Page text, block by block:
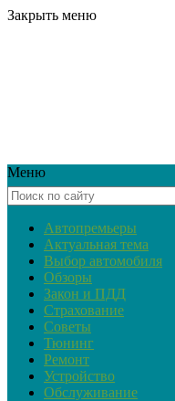
Закрыть меню
Меню
Автопремьеры
Актуальная тема
Выбор автомобиля
Обзоры
Закон и ПДД
Страхование
Советы
Тюнинг
Ремонт
Устройство
Обслуживание